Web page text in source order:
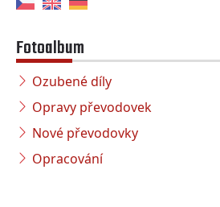
Fotoalbum
Ozubené díly
Opravy převodovek
Nové převodovky
Opracování